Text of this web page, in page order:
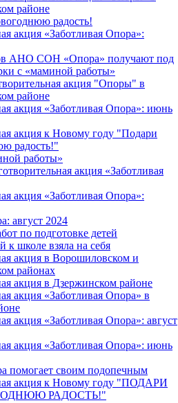
районе
радость!
акция «Заботливая Опора»:
АНО СОН «Опора» получают под
с «маминой работы»
акция "Опоры" в
районе
акция «Заботливая Опора»: июнь
акция к Новому году "Подари
радость!"
работы»
акция «Заботливая
акция «Заботливая Опора»:
август 2024
по подготовке детей
к школе взяла на себя
акция в Ворошиловском и
районах
акция в Дзержинском районе
акция «Заботливая Опора» в
акция «Заботливая Опора»: август
акция «Заботливая Опора»: июнь
помогает своим подопечным
акция к Новому году "ПОДАРИ
РАДОСТЬ!"